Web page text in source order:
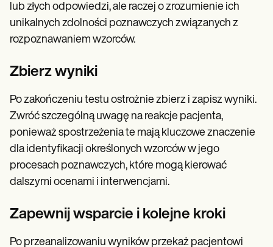
lub złych odpowiedzi, ale raczej o zrozumienie ich
unikalnych zdolności poznawczych związanych z
rozpoznawaniem wzorców.
Zbierz wyniki
Po zakończeniu testu ostrożnie zbierz i zapisz wyniki.
Zwróć szczególną uwagę na reakcje pacjenta,
ponieważ spostrzeżenia te mają kluczowe znaczenie
dla identyfikacji określonych wzorców w jego
procesach poznawczych, które mogą kierować
dalszymi ocenami i interwencjami.
Zapewnij wsparcie i kolejne kroki
Po przeanalizowaniu wyników przekaż pacjentowi